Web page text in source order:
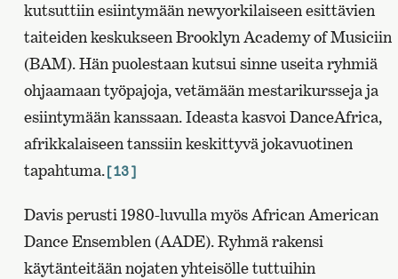
kutsuttiin esiintymään newyorkilaiseen esittävien
taiteiden keskukseen Brooklyn Academy of Musiciin
(BAM). Hän puolestaan kutsui sinne useita ryhmiä
ohjaamaan työpajoja, vetämään mestarikursseja ja
esiintymään kanssaan. Ideasta kasvoi DanceAfrica,
afrikkalaiseen tanssiin keskittyvä jokavuotinen
tapahtuma.[13]
Davis perusti 1980-luvulla myös African American
Dance Ensemblen (AADE). Ryhmä rakensi
käytänteitään nojaten yhteisölle tuttuihin